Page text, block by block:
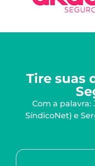
Tire suas
Com a
SíndicoNet) e